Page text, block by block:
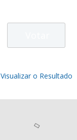
Visualizar o Resultado